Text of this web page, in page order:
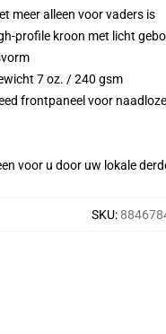
meer alleen voor vaders is
profile kroon met licht
7 oz. / 240 gsm
frontpaneel voor
voor u door uw lokale
SKU: